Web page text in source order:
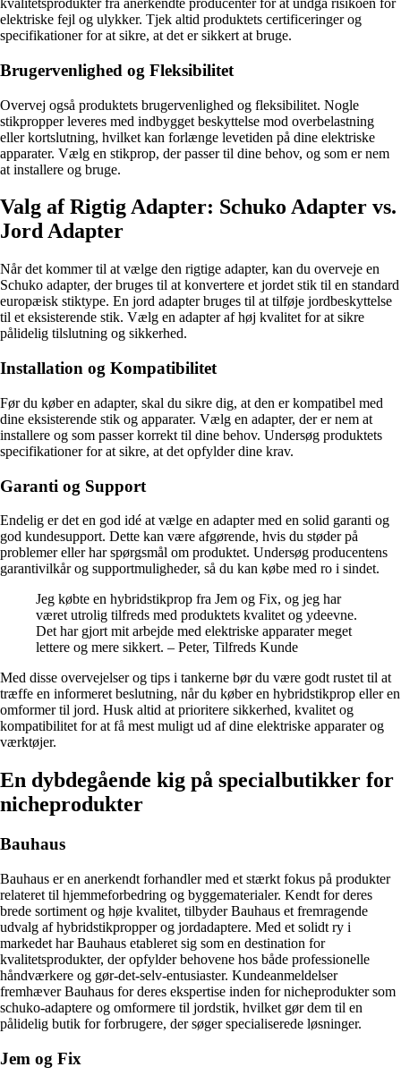
kvalitetsprodukter fra anerkendte producenter for at undgå risikoen for
elektriske fejl og ulykker. Tjek altid produktets certificeringer og
specifikationer for at sikre, at det er sikkert at bruge.
Brugervenlighed og Fleksibilitet
Overvej også produktets brugervenlighed og fleksibilitet. Nogle
stikpropper leveres med indbygget beskyttelse mod overbelastning
eller kortslutning, hvilket kan forlænge levetiden på dine elektriske
apparater. Vælg en stikprop, der passer til dine behov, og som er nem
at installere og bruge.
Valg af Rigtig Adapter: Schuko Adapter vs.
Jord Adapter
Når det kommer til at vælge den rigtige adapter, kan du overveje en
Schuko adapter, der bruges til at konvertere et jordet stik til en standard
europæisk stiktype. En jord adapter bruges til at tilføje jordbeskyttelse
til et eksisterende stik. Vælg en adapter af høj kvalitet for at sikre
pålidelig tilslutning og sikkerhed.
Installation og Kompatibilitet
Før du køber en adapter, skal du sikre dig, at den er kompatibel med
dine eksisterende stik og apparater. Vælg en adapter, der er nem at
installere og som passer korrekt til dine behov. Undersøg produktets
specifikationer for at sikre, at det opfylder dine krav.
Garanti og Support
Endelig er det en god idé at vælge en adapter med en solid garanti og
god kundesupport. Dette kan være afgørende, hvis du støder på
problemer eller har spørgsmål om produktet. Undersøg producentens
garantivilkår og supportmuligheder, så du kan købe med ro i sindet.
Jeg købte en hybridstikprop fra Jem og Fix, og jeg har
været utrolig tilfreds med produktets kvalitet og ydeevne.
Det har gjort mit arbejde med elektriske apparater meget
lettere og mere sikkert. – Peter, Tilfreds Kunde
Med disse overvejelser og tips i tankerne bør du være godt rustet til at
træffe en informeret beslutning, når du køber en hybridstikprop eller en
omformer til jord. Husk altid at prioritere sikkerhed, kvalitet og
kompatibilitet for at få mest muligt ud af dine elektriske apparater og
værktøjer.
En dybdegående kig på specialbutikker for
nicheprodukter
Bauhaus
Bauhaus er en anerkendt forhandler med et stærkt fokus på produkter
relateret til hjemmeforbedring og byggematerialer. Kendt for deres
brede sortiment og høje kvalitet, tilbyder Bauhaus et fremragende
udvalg af hybridstikpropper og jordadaptere. Med et solidt ry i
markedet har Bauhaus etableret sig som en destination for
kvalitetsprodukter, der opfylder behovene hos både professionelle
håndværkere og gør-det-selv-entusiaster. Kundeanmeldelser
fremhæver Bauhaus for deres ekspertise inden for nicheprodukter som
schuko-adaptere og omformere til jordstik, hvilket gør dem til en
pålidelig butik for forbrugere, der søger specialiserede løsninger.
Jem og Fix